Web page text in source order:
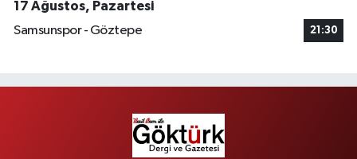
17 Ağustos, Pazartesi
Samsunspor - Göztepe
21:30